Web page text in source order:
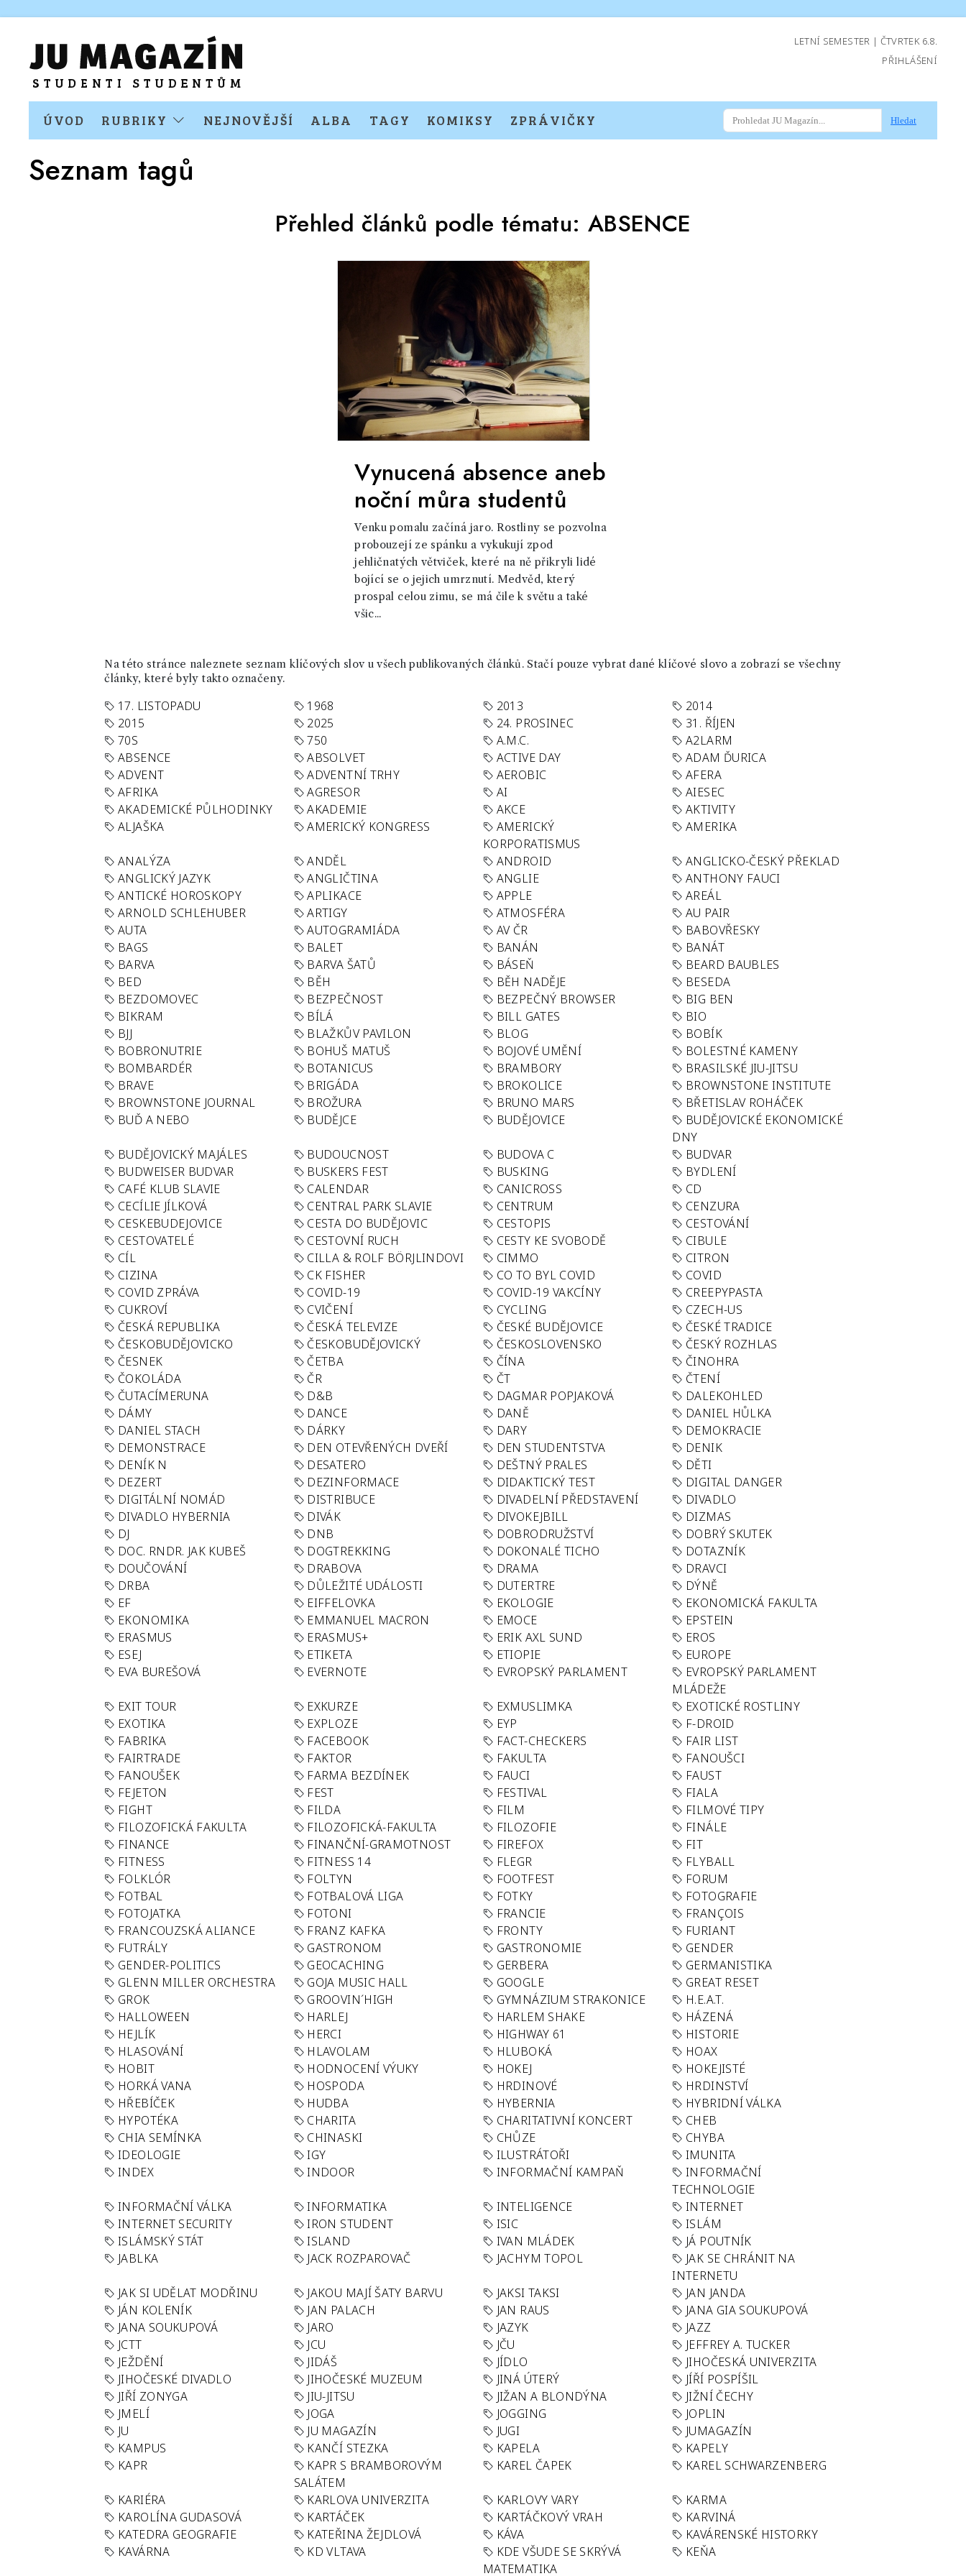
LETNÍ SEMESTER | ČTVRTEK 6.8.
PŘIHLÁŠENÍ
ÚVOD RUBRIKY NEJNOVĚJŠÍ ALBA TAGY KOMIKSY ZPRÁVIČKY Hledat
Seznam tagů
Přehled článků podle tématu: ABSENCE
Vynucená absence aneb
noční můra studentů
Venku pomalu začíná jaro. Rostliny se pozvolna
probouzejí ze spánku a vykukují zpod
jehličnatých větviček, které na ně přikryli lidé
bojící se o jejich umrznutí. Medvěd, který
prospal celou zimu, se má čile k světu a také
všic...
Na této stránce naleznete seznam klíčových slov u všech publikovaných článků. Stačí pouze vybrat dané klíčové slovo a zobrazí se všechny
články, které byly takto označeny.
17. LISTOPADU 1968 2013
2014
2015
2025 24. PROSINEC
31. ŘÍJEN
70S
750 A.M.C.
A2LARM
ABSENCE
ABSOLVET ACTIVE DAY
ADAM ĎURICA
ADVENT
ADVENTNÍ TRHY AEROBIC
AFERA
AFRIKA
AGRESOR AI
AIESEC
AKADEMICKÉ PŮLHODINKY
AKADEMIE AKCE
AKTIVITY
ALJAŠKA
AMERICKÝ KONGRESS
AMERICKÝ
KORPORATISMUS
AMERIKA
ANALÝZA ANDĚL ANDROID
ANGLICKO-ČESKÝ PŘEKLAD
ANGLICKÝ JAZYK
ANGLIČTINA ANGLIE
ANTHONY FAUCI
ANTICKÉ HOROSKOPY
APLIKACE APPLE
AREÁL
ARNOLD SCHLEHUBER
ARTIGY ATMOSFÉRA
AU PAIR
AUTA
AUTOGRAMIÁDA AV ČR
BABOVŘESKY
BAGS
BALET BANÁN
BANÁT
BARVA
BARVA ŠATŮ BÁSEŇ
BEARD BAUBLES
BED
BĚH BĚH NADĚJE
BESEDA
BEZDOMOVEC
BEZPEČNOST BEZPEČNÝ BROWSER
BIG BEN
BIKRAM
BÍLÁ BILL GATES
BIO
BJJ
BLAŽKŮV PAVILON BLOG
BOBÍK
BOBRONUTRIE
BOHUŠ MATUŠ BOJOVÉ UMĚNÍ
BOLESTNÉ KAMENY
BOMBARDÉR
BOTANICUS BRAMBORY
BRASILSKÉ JIU-JITSU
BRAVE
BRIGÁDA BROKOLICE
BROWNSTONE INSTITUTE
BROWNSTONE JOURNAL
BROŽURA BRUNO MARS
BŘETISLAV ROHÁČEK
BUĎ A NEBO
BUDĚJCE BUDĚJOVICE
BUDĚJOVICKÉ EKONOMICKÉ
DNY
BUDĚJOVICKÝ MAJÁLES
BUDOUCNOST BUDOVA C
BUDVAR
BUDWEISER BUDVAR
BUSKERS FEST BUSKING
BYDLENÍ
CAFÉ KLUB SLAVIE
CALENDAR CANICROSS
CD
CECÍLIE JÍLKOVÁ
CENTRAL PARK SLAVIE CENTRUM
CENZURA
CESKEBUDEJOVICE
CESTA DO BUDĚJOVIC CESTOPIS
CESTOVÁNÍ
CESTOVATELÉ
CESTOVNÍ RUCH CESTY KE SVOBODĚ
CIBULE
CÍL
CILLA & ROLF BÖRJLINDOVI CIMMO
CITRON
CIZINA
CK FISHER CO TO BYL COVID
COVID
COVID ZPRÁVA
COVID-19 COVID-19 VAKCÍNY
CREEPYPASTA
CUKROVÍ
CVIČENÍ CYCLING
CZECH-US
ČESKÁ REPUBLIKA
ČESKÁ TELEVIZE ČESKÉ BUDĚJOVICE
ČESKÉ TRADICE
ČESKOBUDĚJOVICKO
ČESKOBUDĚJOVICKÝ ČESKOSLOVENSKO
ČESKÝ ROZHLAS
ČESNEK
ČETBA ČÍNA
ČINOHRA
ČOKOLÁDA
ČR ČT
ČTENÍ
ČUTACÍMERUNA
D&B DAGMAR POPJAKOVÁ
DALEKOHLED
DÁMY
DANCE DANĚ
DANIEL HŮLKA
DANIEL STACH
DÁRKY DARY
DEMOKRACIE
DEMONSTRACE
DEN OTEVŘENÝCH DVEŘÍ DEN STUDENTSTVA
DENIK
DENÍK N
DESATERO DEŠTNÝ PRALES
DĚTI
DEZERT
DEZINFORMACE DIDAKTICKÝ TEST
DIGITAL DANGER
DIGITÁLNÍ NOMÁD
DISTRIBUCE DIVADELNÍ PŘEDSTAVENÍ
DIVADLO
DIVADLO HYBERNIA
DIVÁK DIVOKEJBILL
DIZMAS
DJ
DNB DOBRODRUŽSTVÍ
DOBRÝ SKUTEK
DOC. RNDR. JAK KUBEŠ
DOGTREKKING DOKONALÉ TICHO
DOTAZNÍK
DOUČOVÁNÍ
DRABOVA DRAMA
DRAVCI
DRBA
DŮLEŽITÉ UDÁLOSTI DUTERTRE
DÝNĚ
EF
EIFFELOVKA EKOLOGIE
EKONOMICKÁ FAKULTA
EKONOMIKA
EMMANUEL MACRON EMOCE
EPSTEIN
ERASMUS
ERASMUS+ ERIK AXL SUND
EROS
ESEJ
ETIKETA ETIOPIE
EUROPE
EVA BUREŠOVÁ
EVERNOTE EVROPSKÝ PARLAMENT
EVROPSKÝ PARLAMENT
MLÁDEŽE
EXIT TOUR
EXKURZE EXMUSLIMKA
EXOTICKÉ ROSTLINY
EXOTIKA
EXPLOZE EYP
F-DROID
FABRIKA
FACEBOOK FACT-CHECKERS
FAIR LIST
FAIRTRADE
FAKTOR FAKULTA
FANOUŠCI
FANOUŠEK
FARMA BEZDÍNEK FAUCI
FAUST
FEJETON
FEST FESTIVAL
FIALA
FIGHT
FILDA FILM
FILMOVÉ TIPY
FILOZOFICKÁ FAKULTA
FILOZOFICKÁ-FAKULTA FILOZOFIE
FINÁLE
FINANCE
FINANČNÍ-GRAMOTNOST FIREFOX
FIT
FITNESS
FITNESS 14 FLEGR
FLYBALL
FOLKLÓR
FOLTYN FOOTFEST
FORUM
FOTBAL
FOTBALOVÁ LIGA FOTKY
FOTOGRAFIE
FOTOJATKA
FOTONI FRANCIE
FRANÇOIS
FRANCOUZSKÁ ALIANCE
FRANZ KAFKA FRONTY
FURIANT
FUTRÁLY
GASTRONOM GASTRONOMIE
GENDER
GENDER-POLITICS
GEOCACHING GERBERA
GERMANISTIKA
GLENN MILLER ORCHESTRA
GOJA MUSIC HALL GOOGLE
GREAT RESET
GROK
GROOVIN´HIGH GYMNÁZIUM STRAKONICE
H.E.A.T.
HALLOWEEN
HARLEJ HARLEM SHAKE
HÁZENÁ
HEJLÍK
HERCI HIGHWAY 61
HISTORIE
HLASOVÁNÍ
HLAVOLAM HLUBOKÁ
HOAX
HOBIT
HODNOCENÍ VÝUKY HOKEJ
HOKEJISTÉ
HORKÁ VANA
HOSPODA HRDINOVÉ
HRDINSTVÍ
HŘEBÍČEK
HUDBA HYBERNIA
HYBRIDNÍ VÁLKA
HYPOTÉKA
CHARITA CHARITATIVNÍ KONCERT
CHEB
CHIA SEMÍNKA
CHINASKI CHŮZE
CHYBA
IDEOLOGIE
IGY ILUSTRÁTOŘI
IMUNITA
INDEX
INDOOR INFORMAČNÍ KAMPAŇ
INFORMAČNÍ
TECHNOLOGIE
INFORMAČNÍ VÁLKA
INFORMATIKA INTELIGENCE
INTERNET
INTERNET SECURITY
IRON STUDENT ISIC
ISLÁM
ISLÁMSKÝ STÁT
ISLAND IVAN MLÁDEK
JÁ POUTNÍK
JABLKA
JACK ROZPAROVAČ JACHYM TOPOL
JAK SE CHRÁNIT NA
INTERNETU
JAK SI UDĚLAT MODŘINU
JAKOU MAJÍ ŠATY BARVU JAKSI TAKSI
JAN JANDA
JÁN KOLENÍK
JAN PALACH JAN RAUS
JANA GIA SOUKUPOVÁ
JANA SOUKUPOVÁ
JARO JAZYK
JAZZ
JCTT
JCU JČU
JEFFREY A. TUCKER
JEŽDĚNÍ
JIDÁŠ JÍDLO
JIHOČESKÁ UNIVERZITA
JIHOČESKÉ DIVADLO
JIHOČESKÉ MUZEUM JINÁ ÚTERÝ
JÍŘÍ POSPÍŠIL
JIŘÍ ZONYGA
JIU-JITSU JIŽAN A BLONDÝNA
JIŽNÍ ČECHY
JMELÍ
JOGA JOGGING
JOPLIN
JU
JU MAGAZÍN JUGI
JUMAGAZÍN
KAMPUS
KANČÍ STEZKA KAPELA
KAPELY
KAPR
KAPR S BRAMBOROVÝM
SALÁTEM
KAREL ČAPEK KAREL SCHWARZENBERG
KARIÉRA KARLOVA UNIVERZITA KARLOVY VARY
KARMA
KAROLÍNA GUDASOVÁ
KARTÁČEK KARTÁČKOVÝ VRAH
KARVINÁ
KATEDRA GEOGRAFIE
KATEŘINA ŽEJDLOVÁ KÁVA
KAVÁRENSKÉ HISTORKY
KAVÁRNA
KD VLTAVA
KDE VŠUDE SE SKRÝVÁ
MATEMATIKA
KEŇA